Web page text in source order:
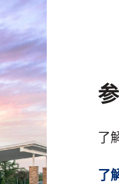
了
了